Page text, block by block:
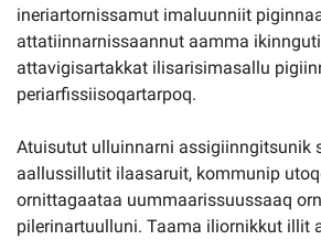
ineriartornissamut imaluunniit
attatiinnarnissaannut aamma
attavigisartakkat ilisarisimasallu
periarfissiisoqartarpoq.
Atuisutut ulluinnarni assigiinngitsunik
aallussillutit ilaasaruit, kommunip
ornittagaataa uummaarissuussaaq
pilerinartuulluni. Taama iliornikkut illit